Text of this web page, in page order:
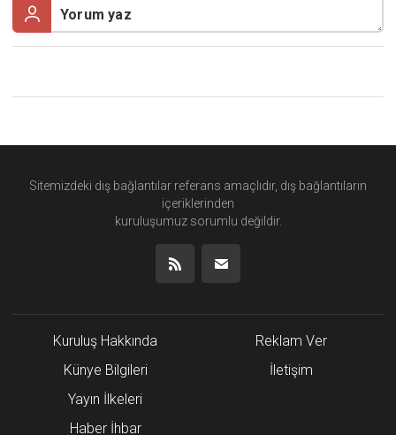
Sitemizdeki dış bağlantılar referans amaçlıdır, dış bağlantıların
içeriklerinden
kuruluşumuz sorumlu değildir.
Kuruluş Hakkında
Künye Bilgileri
Yayın İlkeleri
Haber İhbar
Reklam Ver
İletişim